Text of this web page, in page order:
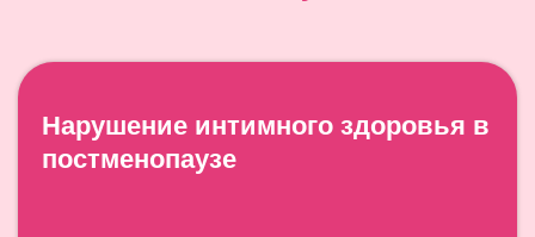
Нарушение интимного здоровья в
постменопаузе